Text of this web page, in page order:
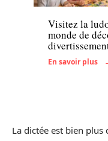
Visitez la
monde de
En savoir plus
La dictée est bien plus